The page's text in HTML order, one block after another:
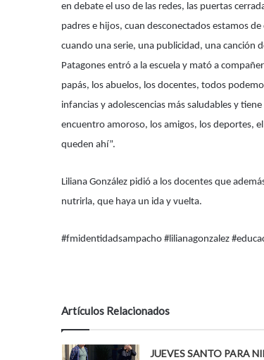
en debate el uso de las redes, las puertas
padres e hijos, cuan desconectados estamos
cuando una serie, una publicidad, una canción
Patagones entró a la escuela y mató a
papás, los abuelos, los docentes, todos
infancias y adolescencias más saludables y
encuentro amoroso, los amigos, los deportes,
queden ahí”.
Liliana González pidió a los docentes que
nutrirla, que haya un ida y vuelta.
#fmidentidadsampacho #lilianagonzalez
Artículos Relacionados
JUEVES SANTO PARA